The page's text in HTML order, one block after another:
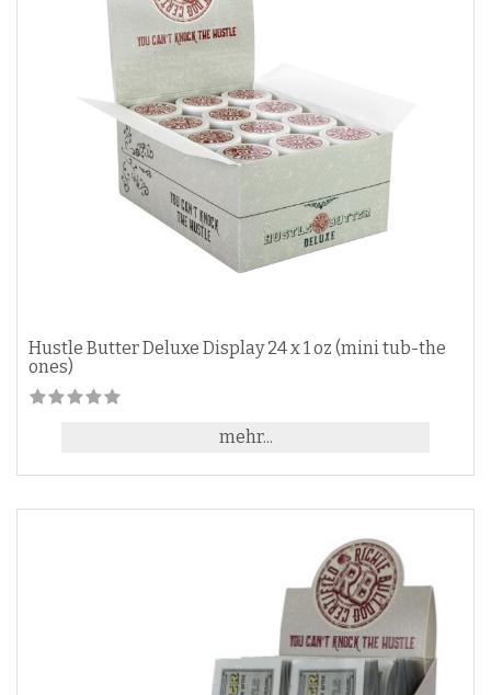
Hustle Butter Deluxe Display 24 x 1 oz (mini tub-the
ones)
mehr...